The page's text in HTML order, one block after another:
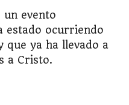
un evento
estado ocurriendo
que ya ha llevado a
a Cristo.